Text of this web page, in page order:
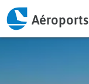
Aéroports